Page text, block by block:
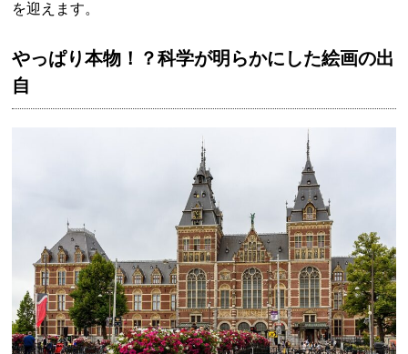
を迎えます。
やっぱり本物！？科学が明らかにした絵画の出
自